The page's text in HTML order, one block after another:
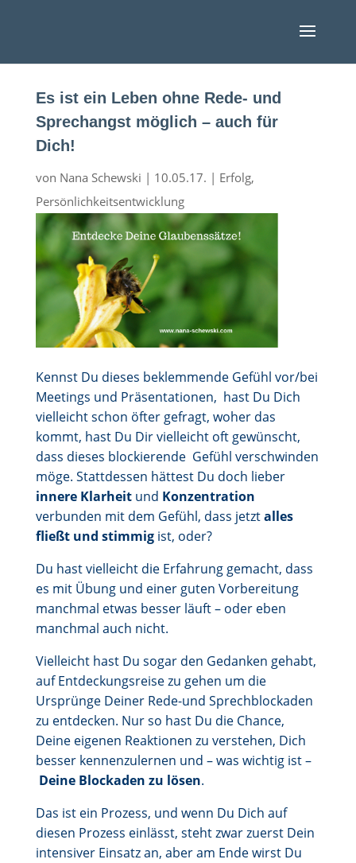
Es ist ein Leben ohne Rede- und
Sprechangst möglich – auch für
Dich!
von Nana Schewski | 10.05.17. | Erfolg,
Persönlichkeitsentwicklung
Kennst Du dieses beklemmende Gefühl vor/bei
Meetings und Präsentationen, hast Du Dich
vielleicht schon öfter gefragt, woher das
kommt, hast Du Dir vielleicht oft gewünscht,
dass dieses blockierende Gefühl verschwinden
möge. Stattdessen hättest Du doch lieber
innere Klarheitund Konzentration
verbunden mit dem Gefühl, dass jetztalles
fließt und stimmigist, oder?
Du hast vielleicht die Erfahrung gemacht, dass
es mit Übung und einer guten Vorbereitung
manchmal etwas besser läuft – oder eben
manchmal auch nicht.
Vielleicht hast Du sogar den Gedanken gehabt,
auf Entdeckungsreise zu gehen um die
Ursprünge Deiner Rede-und Sprechblockaden
zu entdecken. Nur so hast Du die Chance,
Deine eigenen Reaktionen zu verstehen, Dich
besser kennenzulernen und – was wichtig ist –
Deine Blockaden zu lösen.
Das ist ein Prozess, und wenn Du Dich auf
diesen Prozess einlässt, steht zwar zuerst Dein
intensiver Einsatz an, aber am Ende wirst Du